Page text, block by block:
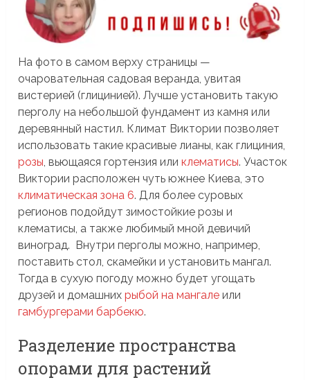
На фото в самом верху страницы —
очаровательная садовая веранда, увитая
вистерией (глицинией). Лучше установить такую
перголу на небольшой фундамент из камня или
деревянный настил. Климат Виктории позволяет
использовать такие красивые лианы, как глициния,
розы, вьющаяся гортензия иликлематисы. Участок
Виктории расположен чуть южнее Киева, это
климатическая зона 6. Для более суровых
регионов подойдут зимостойкие розы и
клематисы, а также любимый мной девичий
виноград. Внутри перголы можно, например,
поставить стол, скамейки и установить мангал.
Тогда в сухую погоду можно будет угощать
друзей и домашнихрыбой на мангале или
гамбургерами барбекю.
Разделение пространства
опорами для растений